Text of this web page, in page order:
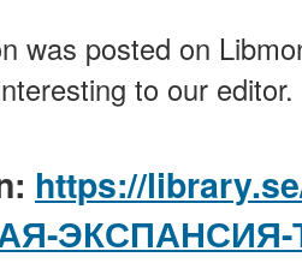
was posted on
to our editor.
https://